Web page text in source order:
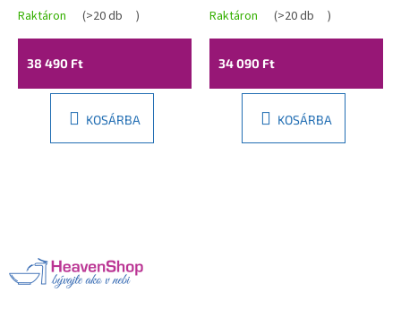
króm, 798171791-00
Raktáron (>20 db )
38 490 Ft
KOSÁRBA
fejjel 24cm, króm /
fehér, 798171791-02
Raktáron (>20 db )
34 090 Ft
KOSÁRBA